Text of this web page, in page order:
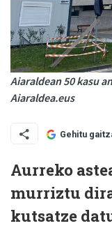
Aiaraldean 50 kasu
Aiaraldea.eus
Gehitu
Aurreko
murriztu
kutsatze